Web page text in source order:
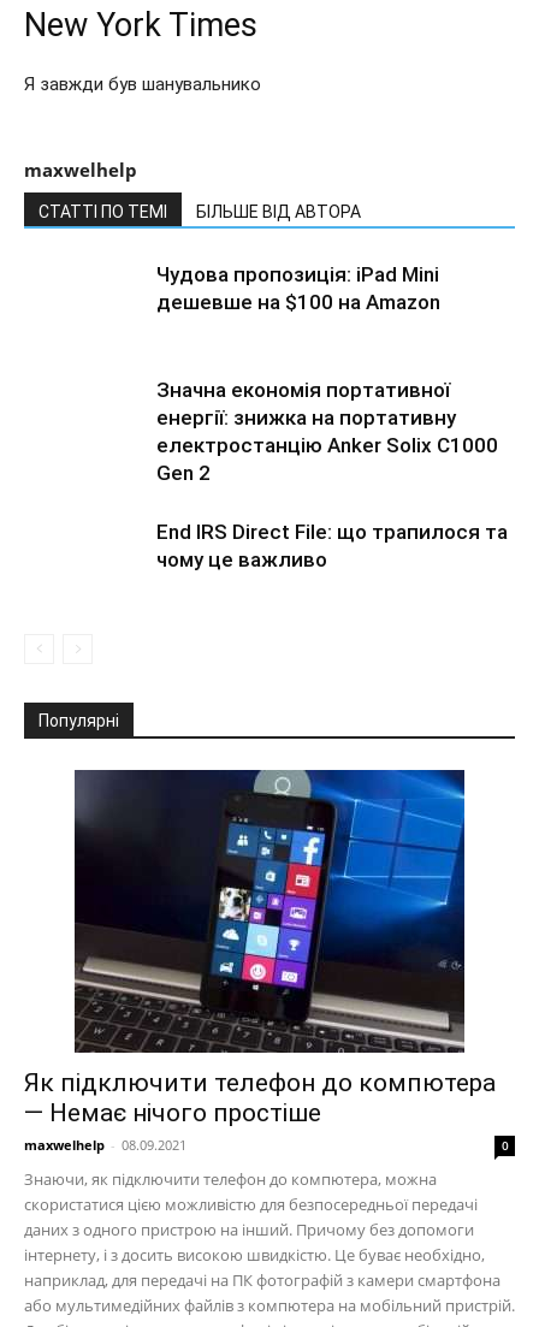
New York Times
Я завжди був шанувальнико
maxwelhelp
СТАТТІ ПО ТЕМІ БІЛЬШЕ ВІД АВТОРА
Чудова пропозиція: iPad Mini
дешевше на $100 на Amazon
Значна економія портативної
енергії: знижка на портативну
електростанцію Anker Solix C1000
Gen 2
End IRS Direct File: що трапилося та
чому це важливо
Популярні
Як підключити телефон до компютера
— Немає нічого простіше
maxwelhelp - 08.09.2021 0
Знаючи, як підключити телефон до компютера, можна
скористатися цією можливістю для безпосередньої передачі
даних з одного пристрою на інший. Причому без допомоги
інтернету, і з досить високою швидкістю. Це буває необхідно,
наприклад, для передачі на ПК фотографій з камери смартфона
або мультимедійних файлів з компютера на мобільний пристрій.